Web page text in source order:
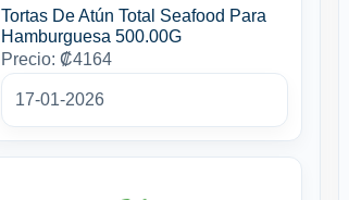
Tortas De Atún Total Seafood Para
Hamburguesa 500.00G
Precio: ₡4164
17-01-2026